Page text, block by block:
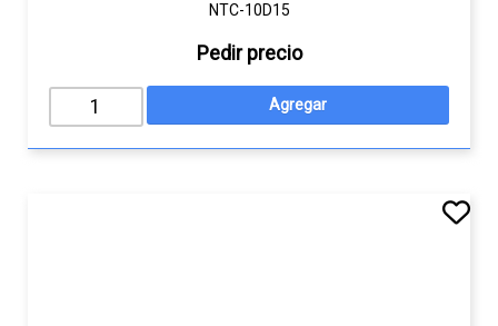
NTC-10D15
Pedir precio